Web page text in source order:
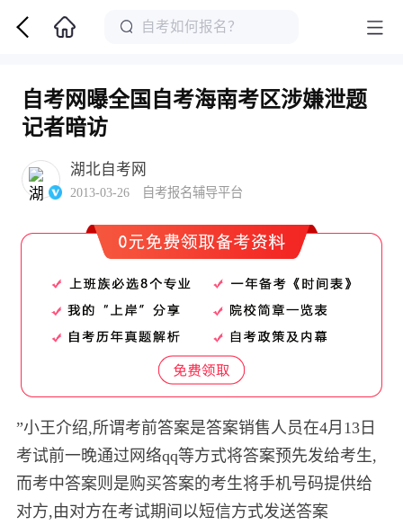
自考网曝全国自考海南考区涉嫌泄题
记者暗访
湖北自考网
2013-03-26 自考报名辅导平台
”小王介绍,所谓考前答案是答案销售人员在4月13日
考试前一晚通过网络qq等方式将答案预先发给考生,
而考中答案则是购买答案的考生将手机号码提供给
对方,由对方在考试期间以短信方式发送答案